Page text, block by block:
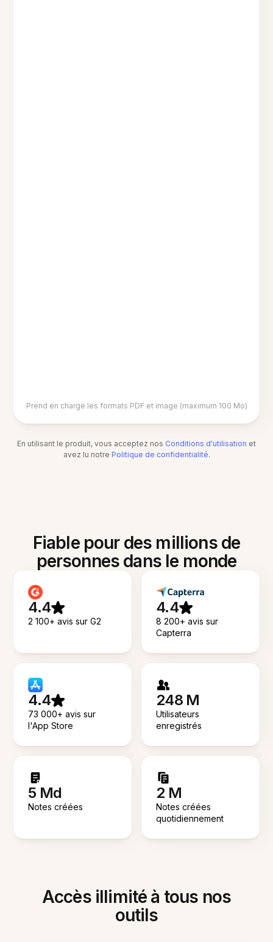
Prend en charge les formats PDF et image (maximum 100 Mo)
En utilisant le produit, vous acceptez nos Conditions d'utilisation et
avez lu notre Politique de confidentialité.
Fiable pour des millions de
personnes dans le monde
4.4
2 100+ avis sur G2
4.4
8 200+ avis sur
Capterra
4.4
73 000+ avis sur
l'App Store
248 M
Utilisateurs
enregistrés
5 Md
Notes créées
2 M
Notes créées
quotidiennement
Accès illimité à tous nos
outils